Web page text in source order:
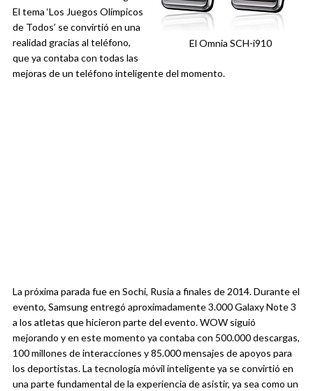
El Omnia SCH-i910
El tema ‘Los Juegos Olímpicos
de Todos’ se convirtió en una
realidad gracias al teléfono,
que ya contaba con todas las
mejoras de un teléfono inteligente del momento.
La próxima parada fue en Sochi, Rusia a finales de 2014. Durante el
evento, Samsung entregó aproximadamente 3.000 Galaxy Note 3
a los atletas que hicieron parte del evento. WOW siguió
mejorando y en este momento ya contaba con 500.000 descargas,
100 millones de interacciones y 85.000 mensajes de apoyos para
los deportistas. La tecnología móvil inteligente ya se convirtió en
una parte fundamental de la experiencia de asistir, ya sea como un